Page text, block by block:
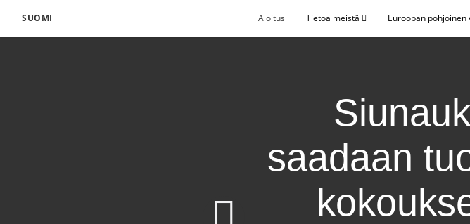
SUOMI Aloitus Tietoa meistä Euroopan pohjoinen
saadaan